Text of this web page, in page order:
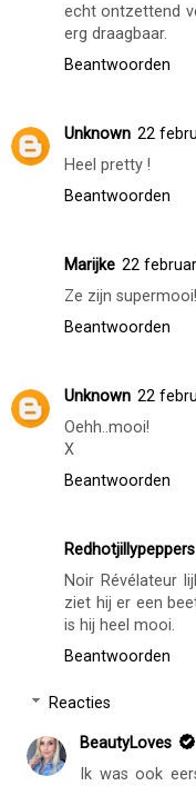
echt ontzettend
erg draagbaar.
Beantwoorden
Unknown 22
Heel pretty !
Beantwoorden
Marijke 22
Ze zijn supermooi!
Beantwoorden
Unknown 22
Oehh..mooi!
X
Beantwoorden
Redhotjillypeppers
Noir Révélateur
ziet hij er een
is hij heel mooi.
Beantwoorden
Reacties
BeautyLoves
Ik was ook